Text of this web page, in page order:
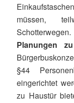
müssen,
Schotterwegen.
Planungen zu
§44
eingerichtet
zu Haustür